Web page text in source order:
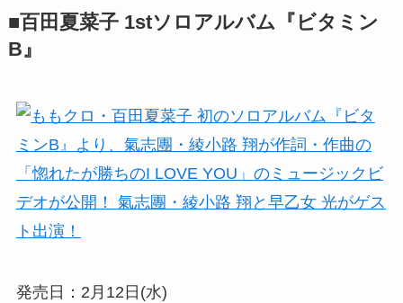
■百田夏菜子 1stソロアルバム『ビタミン
B』
発売日：2月12日(水)